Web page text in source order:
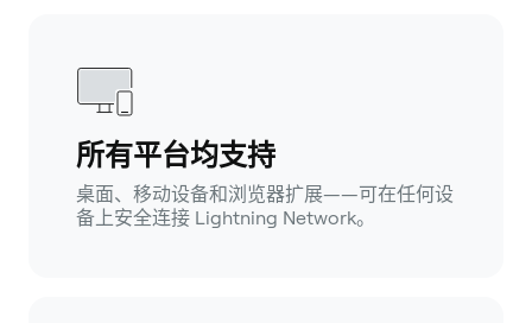
所有平台均支持
桌面、移动设备和浏览器扩展——可在任何设
备上安全连接 Lightning Network。